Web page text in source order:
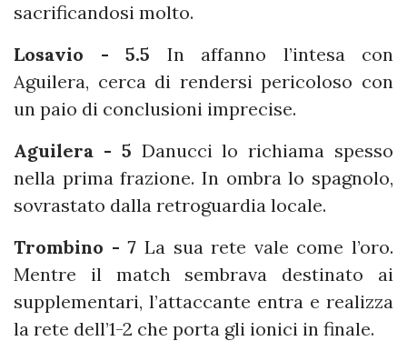
sacrificandosi molto.
Losavio - 5.5 In affanno l’intesa con
Aguilera, cerca di rendersi pericoloso con
un paio di conclusioni imprecise.
Aguilera - 5 Danucci lo richiama spesso
nella prima frazione. In ombra lo spagnolo,
sovrastato dalla retroguardia locale.
Trombino - 7 La sua rete vale come l’oro.
Mentre il match sembrava destinato ai
supplementari, l’attaccante entra e realizza
la rete dell’1-2 che porta gli ionici in finale.